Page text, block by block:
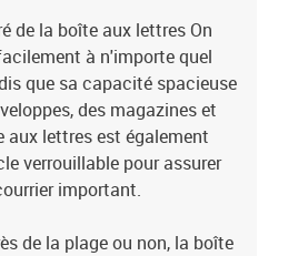
de la boîte aux lettres On
à n'importe quel
que sa capacité spacieuse
des magazines et
aux lettres est également
verrouillable pour assurer
important.
de la plage ou non, la boîte